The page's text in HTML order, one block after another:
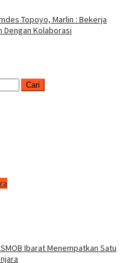
Topoyo, Marlin : Bekerja
Dengan Kolaborasi